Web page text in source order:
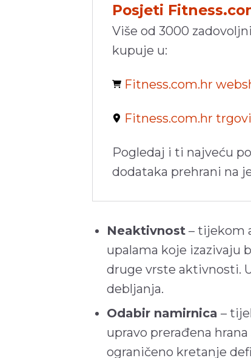
Posjeti
Više od 3000
kupuje u:
Fitness.com.hr
Fitness.com.hr
Pogledaj i ti najveću
dodataka prehrani na
Neaktivnost – tijekom
upalama koje izazivaju
druge vrste aktivnosti.
debljanja.
Odabir namirnica –
upravo prerađena
ograničeno kretanje